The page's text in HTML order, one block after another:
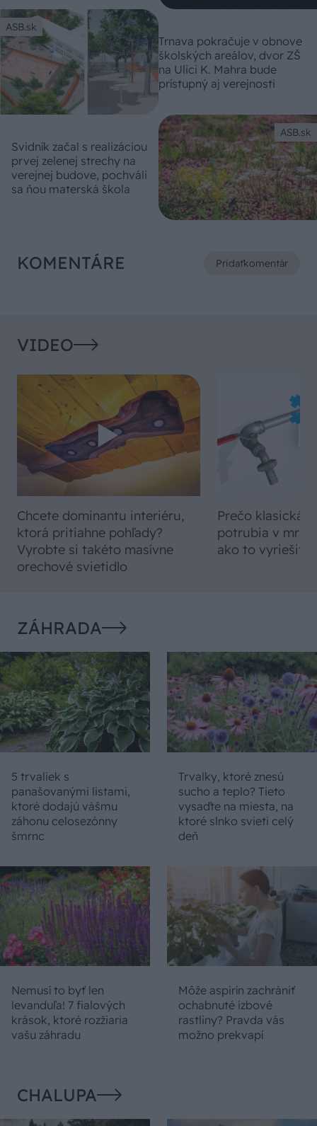
ASB.sk
Trnava pokračuje v obnove
školských areálov, dvor ZŠ
na Ulici K. Mahra bude
prístupný aj verejnosti
ASB.sk
Svidník začal s realizáciou
prvej zelenej strechy na
verejnej budove, pochváli
sa ňou materská škola
KOMENTÁRE Pridaťkomentár
VIDEO
Chcete dominantu interiéru,
ktorá pritiahne pohľady?
Vyrobte si takéto masívne
orechové svietidlo
Prečo klasická
potrubia v
ako to vyriešiť
ZÁHRADA
5 trvaliek s
panašovanými listami,
ktoré dodajú vášmu
záhonu celosezónny
šmrnc
Trvalky, ktoré znesú
sucho a teplo? Tieto
vysaďte na miesta, na
ktoré slnko svieti celý
deň
Nemusí to byť len
levanduľa! 7 fialových
krások, ktoré rozžiaria
vašu záhradu
Môže aspirín zachrániť
ochabnuté izbové
rastliny? Pravda vás
možno prekvapí
CHALUPA